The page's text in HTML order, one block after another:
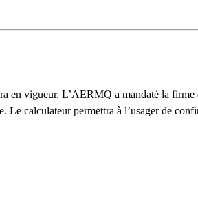
en vigueur. L’AERMQ a mandaté la
Le calculateur permettra à l’usager de